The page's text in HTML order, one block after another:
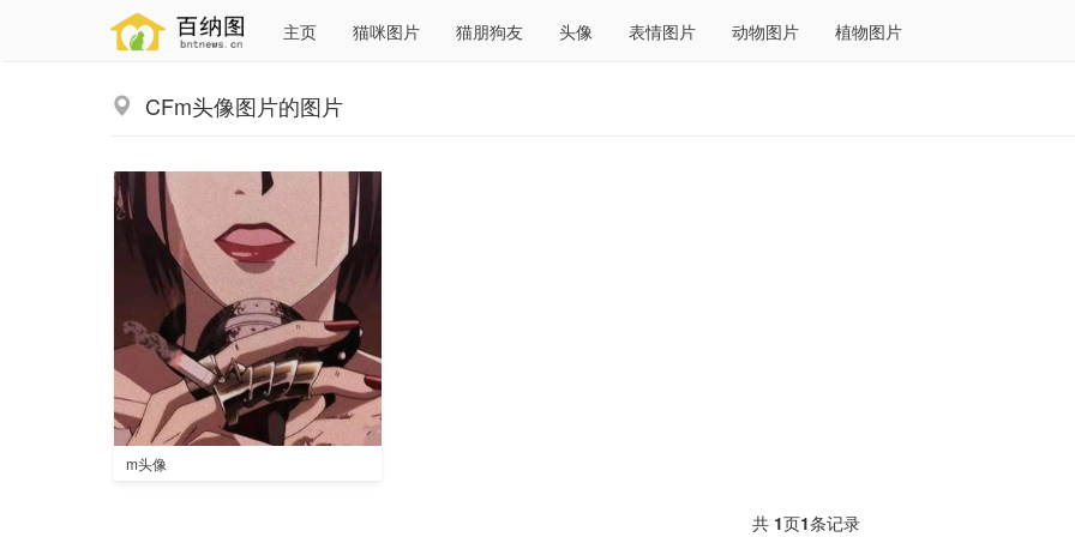
主页 猫咪图片 猫朋狗友 头像 表情图片 动物图片 植物图片
CFm头像图片的图片
m头像
共 1页1条记录